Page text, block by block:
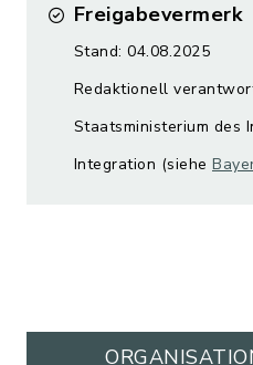
Freigabevermerk
Stand: 04.08.2025
Redaktionell
Staatsministerium des
Integration (siehe